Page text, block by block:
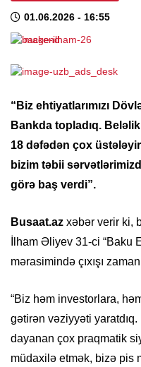
01.06.2026 - 16:55
“Biz ehtiyatlarımızı
Bankda topladıq.
18 dəfədən çox
bizim təbii
görə baş verdi”.
Busaat.az xəbər verir ki,
İlham Əliyev 31-ci “Baku
mərasimində çıxışı
“Biz həm investorlara,
gətirən vəziyyəti
dayanan çox praqmatik
müdaxilə etmək, bizə pis